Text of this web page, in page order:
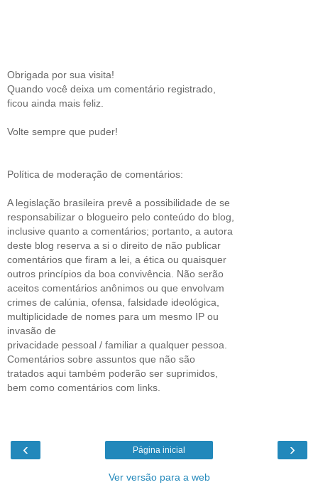
Obrigada por sua visita!
Quando você deixa um comentário registrado,
ficou ainda mais feliz.
Volte sempre que puder!
Política de moderação de comentários:
A legislação brasileira prevê a possibilidade de se
responsabilizar o blogueiro pelo conteúdo do blog,
inclusive quanto a comentários; portanto, a autora
deste blog reserva a si o direito de não publicar
comentários que firam a lei, a ética ou quaisquer
outros princípios da boa convivência. Não serão
aceitos comentários anônimos ou que envolvam
crimes de calúnia, ofensa, falsidade ideológica,
multiplicidade de nomes para um mesmo IP ou
invasão de
privacidade pessoal / familiar a qualquer pessoa.
Comentários sobre assuntos que não são
tratados aqui também poderão ser suprimidos,
bem como comentários com links.
‹ ›
Página inicial
Ver versão para a web